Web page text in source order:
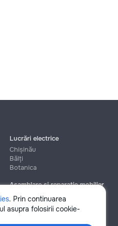
. Prin continuarea
asupra folosirii cookie-
Lucrări electrice
Chișinău
Bălți
Botanica
Asamblare și reparație mobilier
Chișinău
Botanica